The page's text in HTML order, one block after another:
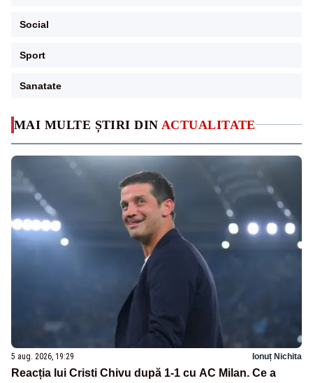
MAI MULTE ȘTIRI DIN ACTUALITATE
5 aug. 2026, 19:29 Ionuț Nichita
Reacția lui Cristi Chivu după 1-1 cu AC Milan. Ce a
Social
Sport
Sanatate